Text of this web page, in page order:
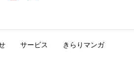
サービス きらりマンガ